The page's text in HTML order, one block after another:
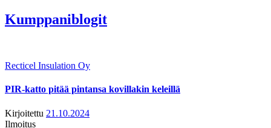
Kumppaniblogit
Recticel Insulation Oy
PIR-katto pitää pintansa kovillakin keleillä
Kirjoitettu 21.10.2024
Ilmoitus